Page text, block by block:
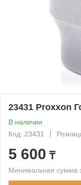
23431 Proxxon
В наличии
Код: 23431
5 600 ₸
Минимальная сумма